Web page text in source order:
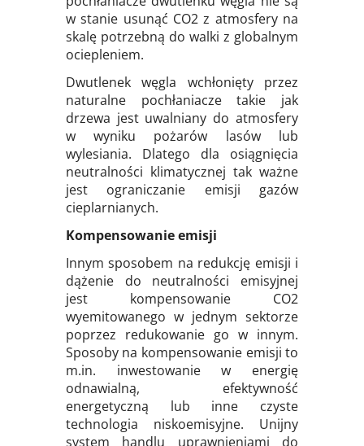
w stanie usunąć CO2 z atmosfery na
skalę potrzebną do walki z globalnym
ociepleniem.
Dwutlenek węgla wchłonięty przez
naturalne pochłaniacze takie jak
drzewa jest uwalniany do atmosfery
w wyniku pożarów lasów lub
wylesiania. Dlatego dla osiągnięcia
neutralności klimatycznej tak ważne
jest ograniczanie emisji gazów
cieplarnianych.
Kompensowanie emisji
Innym sposobem na redukcję emisji i
dążenie do neutralności emisyjnej
jest kompensowanie CO2
wyemitowanego w jednym sektorze
poprzez redukowanie go w innym.
Sposoby na kompensowanie emisji to
m.in. inwestowanie w energię
odnawialną, efektywność
energetyczną lub inne czyste
technologia niskoemisyjne. Unijny
system handlu uprawnieniami do